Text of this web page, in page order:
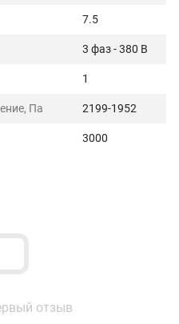
7.5
3 фаз - 380 В
1
Па 2199-1952
3000
отзыв